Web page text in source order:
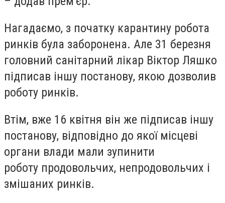
Нагадаємо, з початку карантину робота
ринків була заборонена. Але 31 березня
головний санітарний лікар Віктор Ляшко
підписав іншу постанову, якою дозволив
роботу ринків.
Втім, вже 16 квітня він же підписав іншу
постанову, відповідно до якої місцеві
органи влади мали зупинити
роботу продовольчих, непродовольчих і
змішаних ринків.